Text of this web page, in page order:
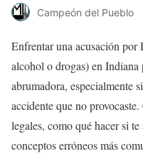
Campeón del Pueblo
Enfrentar una acusación
alcohol o drogas) en Indiana
abrumadora, especialmente
accidente que no
legales, como qué hacer si
conceptos erróneos más